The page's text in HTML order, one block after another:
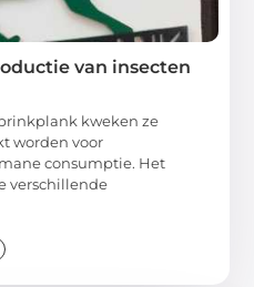
van insecten
kweken ze
worden voor
consumptie. Het
verschillende